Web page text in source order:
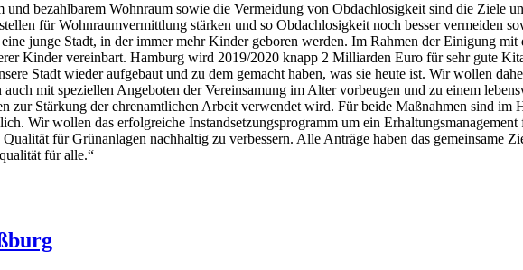
und bezahlbarem Wohnraum sowie die Vermeidung von Obdachlosigkeit sind die Ziele
für Wohnraumvermittlung stärken und so Obdachlosigkeit noch besser vermeiden
junge Stadt, in der immer mehr Kinder geboren werden. Im Rahmen der Einigung
Kinder vereinbart. Hamburg wird 2019/2020 knapp 2 Milliarden Euro für sehr gute
Stadt wieder aufgebaut und zu dem gemacht haben, was sie heute ist. Wir wollen
auch mit speziellen Angeboten der Vereinsamung im Alter vorbeugen und zu einem
zur Stärkung der ehrenamtlichen Arbeit verwendet wird. Für beide Maßnahmen sind im
Wir wollen das erfolgreiche Instandsetzungsprogramm um ein Erhaltungsmanagement
für Grünanlagen nachhaltig zu verbessern. Alle Anträge haben das gemeinsame
für alle.“